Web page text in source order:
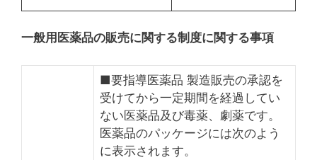
一般用医薬品の販売に関する制度に関する事項
■要指導医薬品 製造販売の承認を
受けてから一定期間を経過してい
ない医薬品及び毒薬、劇薬です。
医薬品のパッケージには次のよう
に表示されます。